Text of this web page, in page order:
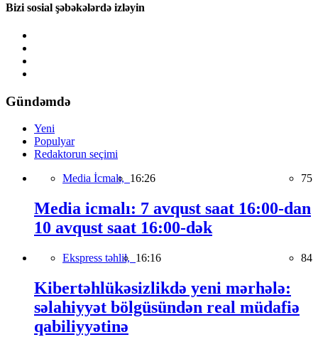
Bizi sosial şəbəkələrdə izləyin
Gündəmdə
Yeni
Populyar
Redaktorun seçimi
Media İcmalı, 16:26 75
Media icmalı: 7 avqust saat 16:00-dan
10 avqust saat 16:00-dək
Ekspress təhlil, 16:16 84
Kibertəhlükəsizlikdə yeni mərhələ:
səlahiyyət bölgüsündən real müdafiə
qabiliyyətinə